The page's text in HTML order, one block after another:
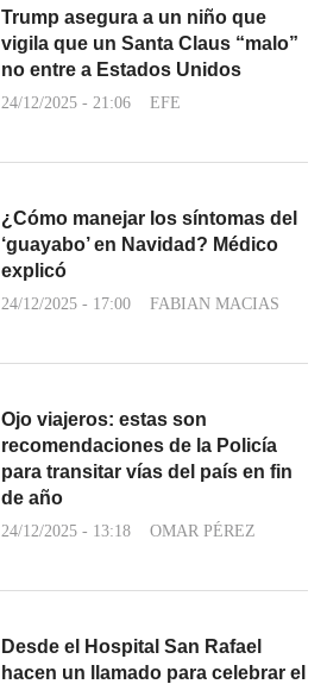
Trump asegura a un niño que
vigila que un Santa Claus “malo”
no entre a Estados Unidos
24/12/2025 - 21:06 EFE
¿Cómo manejar los síntomas del
‘guayabo’ en Navidad? Médico
explicó
24/12/2025 - 17:00 FABIAN MACIAS
Ojo viajeros: estas son
recomendaciones de la Policía
para transitar vías del país en fin
de año
24/12/2025 - 13:18 OMAR PÉREZ
Desde el Hospital San Rafael
hacen un llamado para celebrar el